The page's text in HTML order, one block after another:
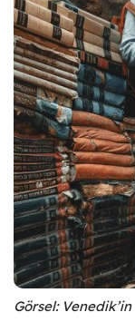
İtalya’nın,
memleket
biri de
ve sahaflardır.
Ankara
Gür‘ün
aldığı yazıyla
Görsel: